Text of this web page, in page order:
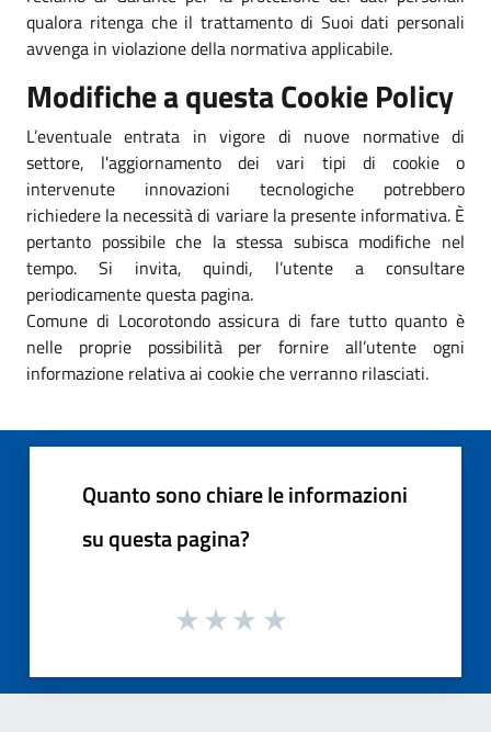
qualora ritenga che il trattamento di Suoi dati personali
avvenga in violazione della normativa applicabile.
Modifiche a questa Cookie Policy
L’eventuale entrata in vigore di nuove normative di
settore, l'aggiornamento dei vari tipi di cookie o
intervenute innovazioni tecnologiche potrebbero
richiedere la necessità di variare la presente informativa. È
pertanto possibile che la stessa subisca modifiche nel
tempo. Si invita, quindi, l’utente a consultare
periodicamente questa pagina.
Comune di Locorotondo assicura di fare tutto quanto è
nelle proprie possibilità per fornire all’utente ogni
informazione relativa ai cookie che verranno rilasciati.
Quanto sono chiare le informazioni
su questa pagina?